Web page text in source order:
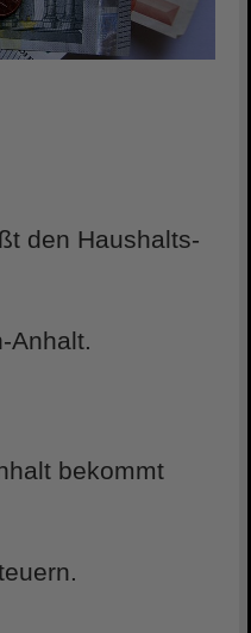
den Haushalts-
Anhalt.
bekommt